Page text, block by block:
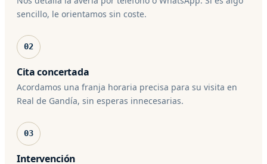
sencillo, le orientamos sin coste.
02
Cita concertada
Acordamos una franja horaria precisa para su visita en
Real de Gandía, sin esperas innecesarias.
03
Intervención